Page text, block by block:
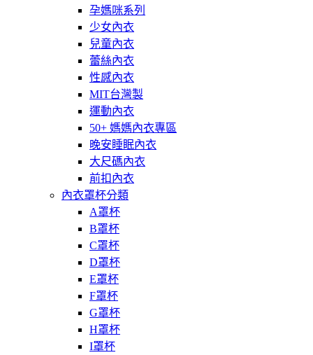
孕媽咪系列
少女內衣
兒童內衣
蕾絲內衣
性感內衣
MIT台灣製
運動內衣
50+ 媽媽內衣專區
晚安睡眠內衣
大尺碼內衣
前扣內衣
內衣罩杯分類
A罩杯
B罩杯
C罩杯
D罩杯
E罩杯
F罩杯
G罩杯
H罩杯
I罩杯